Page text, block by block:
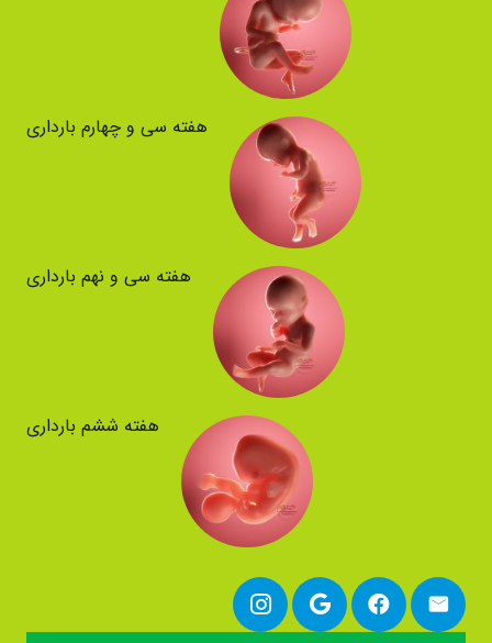
هفته سی و چهارم بارداری
هفته سی و نهم بارداری
هفته ششم بارداری